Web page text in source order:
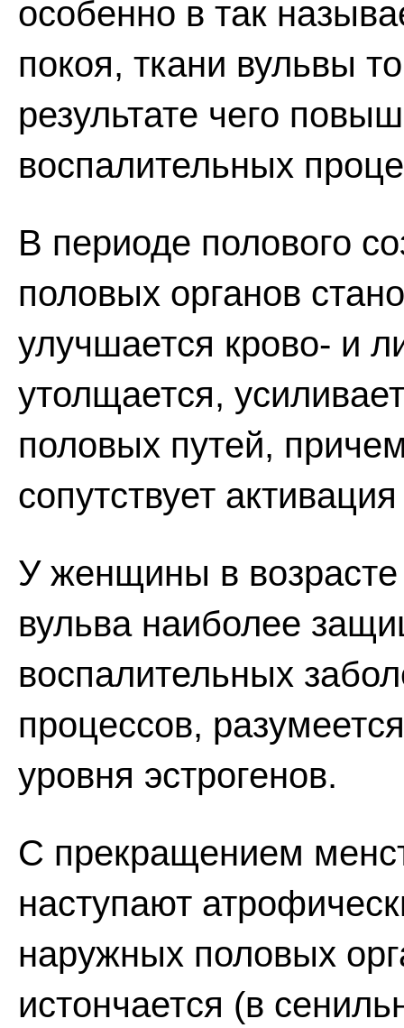
особенно в так
покоя, ткани вульвы
результате чего
воспалительных
В периоде полового
половых органов
улучшается крово- и
утолщается,
половых путей,
сопутствует
У женщины в
вульва наиболее
воспалительных
процессов,
уровня эстрогенов.
С прекращением
наступают
наружных половых
истончается (в